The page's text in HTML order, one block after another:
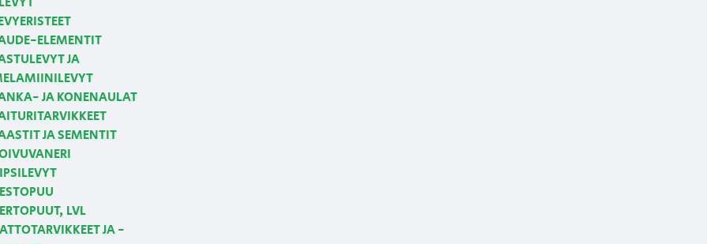
ELEMENTIT
JA
JA KONENAULAT
JA SEMENTIT
LVL
JA -